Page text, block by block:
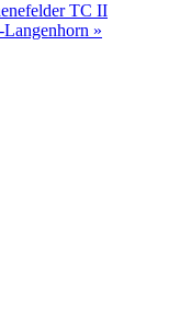
TC II
»